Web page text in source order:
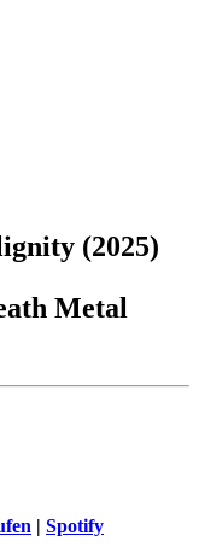
(2025)
Metal
| Spotify